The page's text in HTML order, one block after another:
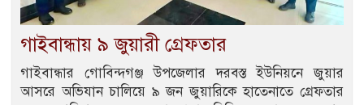
গাইবান্ধায় ৯ জুয়ারী গ্রেফতার
গাইবান্ধার গোবিন্দগঞ্জ উপজেলার দরবস্ত ইউনিয়নে জুয়ার
আসরে অভিযান চালিয়ে ৯ জন জুয়ারিকে হাতেনাতে গ্রেফতার